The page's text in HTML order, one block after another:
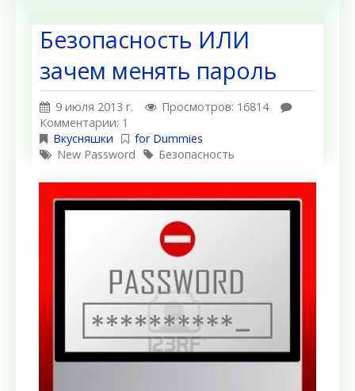
Безопасность ИЛИ
зачем менять пароль
9 июля 2013 г.
Просмотров: 16814
Комментарии: 1
Вкусняшки
for Dummies
New Password
Безопасность